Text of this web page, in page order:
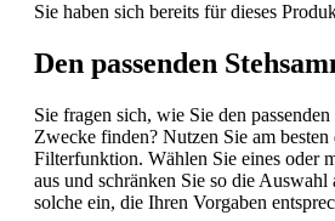
Sie haben sich bereits für dieses
Den passenden
Sie fragen sich, wie Sie den
Zwecke finden? Nutzen Sie am besten
Filterfunktion. Wählen Sie eines oder
aus und schränken Sie so die Auswahl
solche ein, die Ihren Vorgaben